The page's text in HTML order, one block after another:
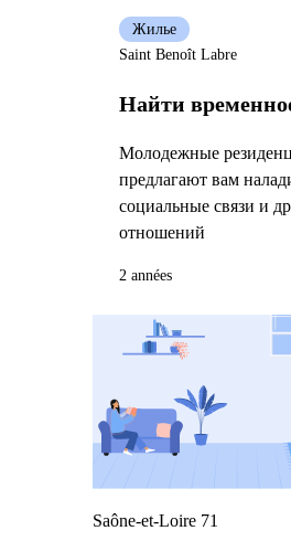
Найти
Молодежные
предлагают вам
социальные связи и
отношений
Жилье
Saint Benoît Labre
2 années
Saône-et-Loire 71